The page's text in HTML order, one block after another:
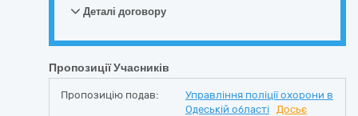
Деталі договору
Пропозиції Учасників
Пропозицію подав:
Управління поліції охорони в
Одеській області
Досьє